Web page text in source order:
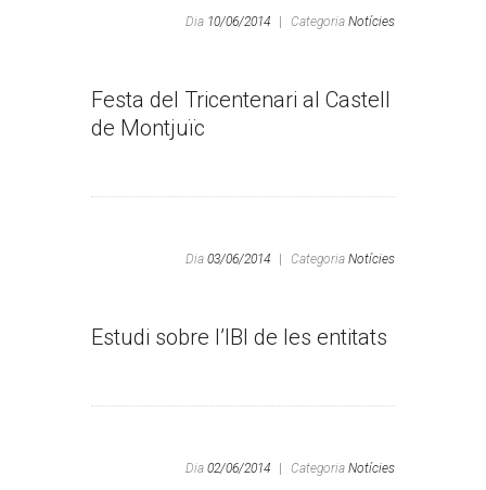
Dia 10/06/2014 Categoria Notícies
Festa del Tricentenari al Castell
de Montjuïc
Dia 03/06/2014 Categoria Notícies
Estudi sobre l’IBI de les entitats
Dia 02/06/2014 Categoria Notícies